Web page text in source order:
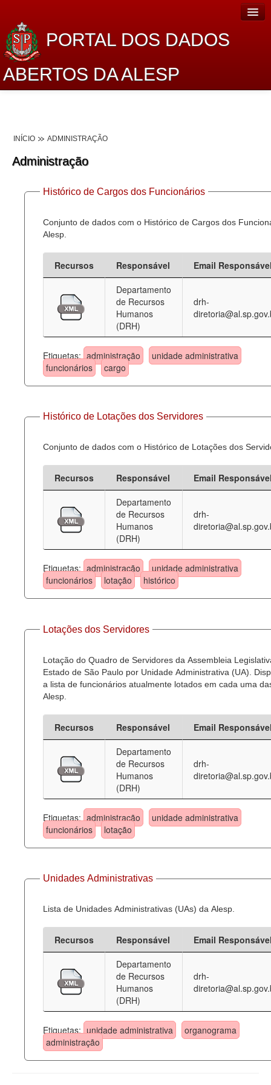
PORTAL DOS DADOS
ABERTOS DA ALESP
Dados Abertos Alesp
Lei de Acesso à Informação
Dados Governamentais Abertos
Planejamento
Catálogo de dados
Processo Legislativo
Administração
Legislação
Agenda
Perguntas frequentes
Contato
INÍCIO ADMINISTRAÇÃO
Administração
Histórico de Cargos dos Funcionários
Conjunto de dados com o Histórico de Cargos dos
Alesp.
Recursos Responsável
Email
Departamento
de Recursos
Humanos
(DRH)
drh-
Etiquetas: administração
unidade administrativa
funcionários
cargo
Histórico de Lotações dos Servidores
Conjunto de dados com o Histórico de Lotações dos
Recursos Responsável
Email
Departamento
de Recursos
Humanos
(DRH)
drh-
Etiquetas: administração
unidade administrativa
funcionários
lotação histórico
Lotações dos Servidores
Lotação do Quadro de Servidores da Assembleia
Estado de São Paulo por Unidade Administrativa (UA).
a lista de funcionários atualmente lotados em cada uma
Alesp.
Recursos Responsável
Email
Departamento
de Recursos
Humanos
(DRH)
drh-
Etiquetas: administração
unidade administrativa
funcionários
lotação
Unidades Administrativas
Lista de Unidades Administrativas (UAs) da Alesp.
Recursos Responsável
Email
Departamento
de Recursos
Humanos
(DRH)
drh-
Etiquetas: unidade administrativa
organograma
administração